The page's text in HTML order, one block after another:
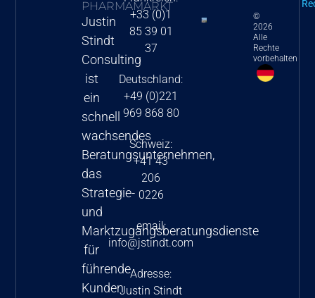
PHARMAMARKT
Justin
Stindt
Consulting
ist
ein
schnell
wachsendes
Beratungsunternehmen,
das
Strategie-
und
Marktzugangsberatungsdienste
für
führende
Kunden
+33 (0)1
85 39 01
37
Deutschland:
+49 (0)221
969 868 80
Schweiz:
+41 43
206
0226
email:
info@jstindt.com
Adresse:
Justin Stindt
Mehr als 330
produkte im
französischen
©
2026
Alle
Rechte
vorbehalten